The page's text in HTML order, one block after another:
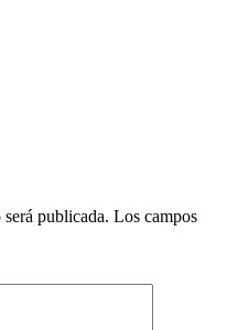
publicada. Los campos